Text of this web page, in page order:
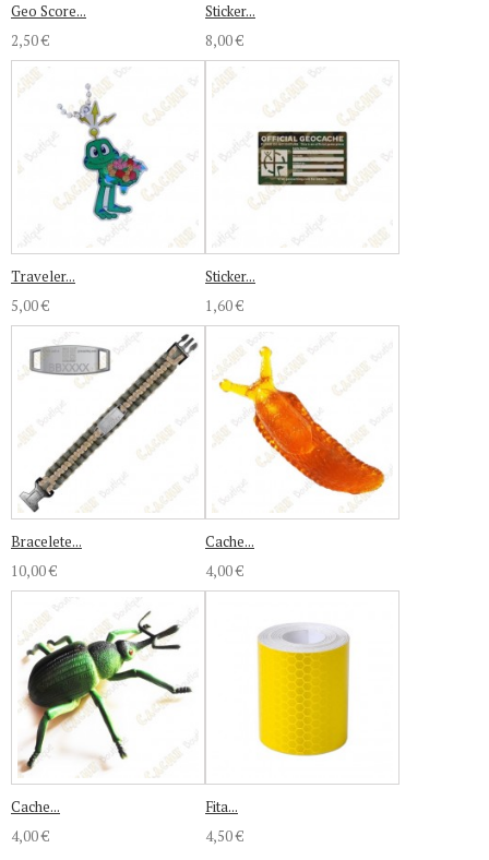
Geo Score...
2,50 €
Sticker...
8,00 €
Traveler...
5,00 €
Sticker...
1,60 €
Bracelete...
10,00 €
Cache...
4,00 €
Cache...
4,00 €
Fita...
4,50 €